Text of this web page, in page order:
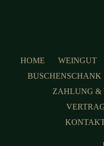
HOME WEINGUT
BUSCHENSCHANK
ZAHLUNG &